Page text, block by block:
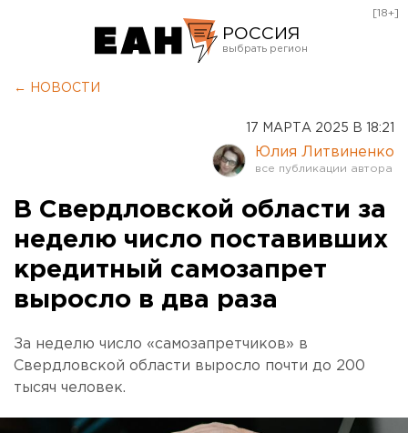
РОССИЯ
Курган
Оренбург
[18+]
← НОВОСТИ
17 МАРТА 2025 В 18:21
Юлия Литвиненко
В Свердловской области за
неделю число поставивших
кредитный самозапрет
выросло в два раза
За неделю число «самозапретчиков» в
Свердловской области выросло почти до 200
тысяч человек.